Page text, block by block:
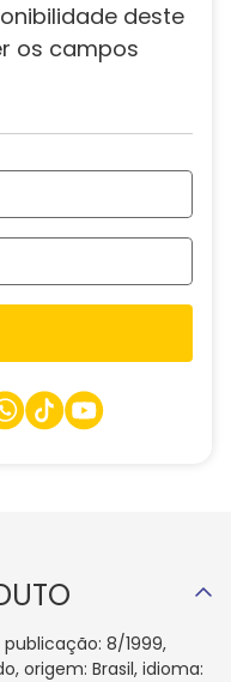
deste
os campos
8/1999,
origem: Brasil, idioma: